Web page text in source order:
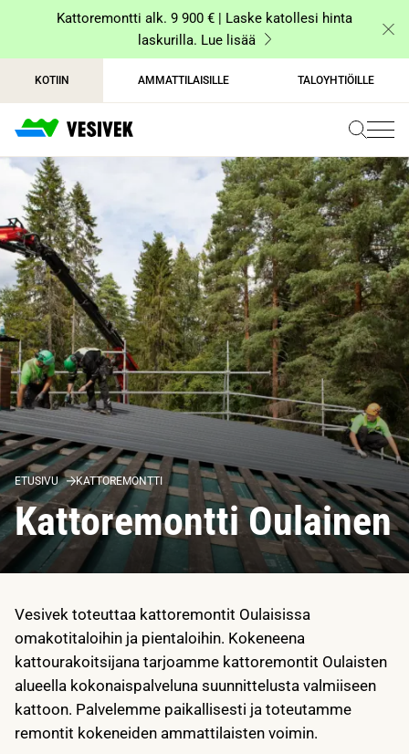
sisältöönKattoremontti alk. 9 900 € | Laske katollesi hinta
laskurilla. Lue lisää
KOTIIN AMMATTILAISILLE TALOYHTIÖILLE
ETUSIVU KATTOREMONTTI
Kattoremontti Oulainen
Vesivek toteuttaa kattoremontit Oulaisissa
omakotitaloihin ja pientaloihin. Kokeneena
kattourakoitsijana tarjoamme kattoremontit Oulaisten
alueella kokonaispalveluna suunnittelusta valmiiseen
kattoon. Palvelemme paikallisesti ja toteutamme
remontit kokeneiden ammattilaisten voimin.